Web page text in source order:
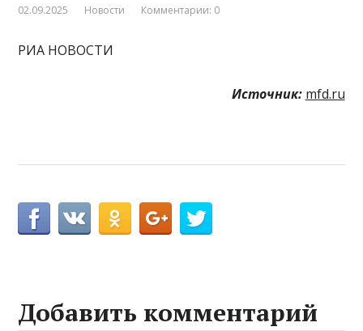
02.09.2025 Новости Комментарии: 0
РИА НОВОСТИ
Источник: mfd.ru
Добавить комментарий